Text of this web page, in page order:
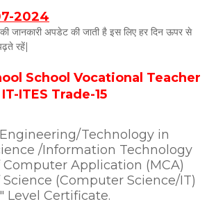
2024
जानकारी अपडेट की जाती है इस लिए हर दिन ऊपर से
रहें|
School Vocational Teacher
ITES Trade-15
Technology in
/Information Technology
Computer Application (MCA)
(Computer Science/IT)
Level Certificate.